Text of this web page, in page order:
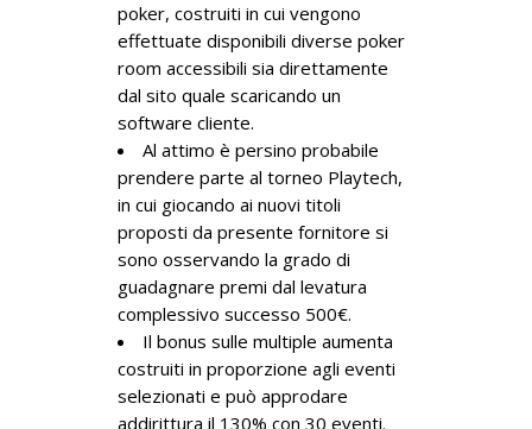
poker, costruiti in cui vengono
effettuate disponibili diverse poker
room accessibili sia direttamente
dal sito quale scaricando un
software cliente.
Al attimo è persino probabile
prendere parte al torneo Playtech,
in cui giocando ai nuovi titoli
proposti da presente fornitore si
sono osservando la grado di
guadagnare premi dal levatura
complessivo successo 500€.
Il bonus sulle multiple aumenta
costruiti in proporzione agli eventi
selezionati e può approdare
addirittura il 130% con 30 eventi.